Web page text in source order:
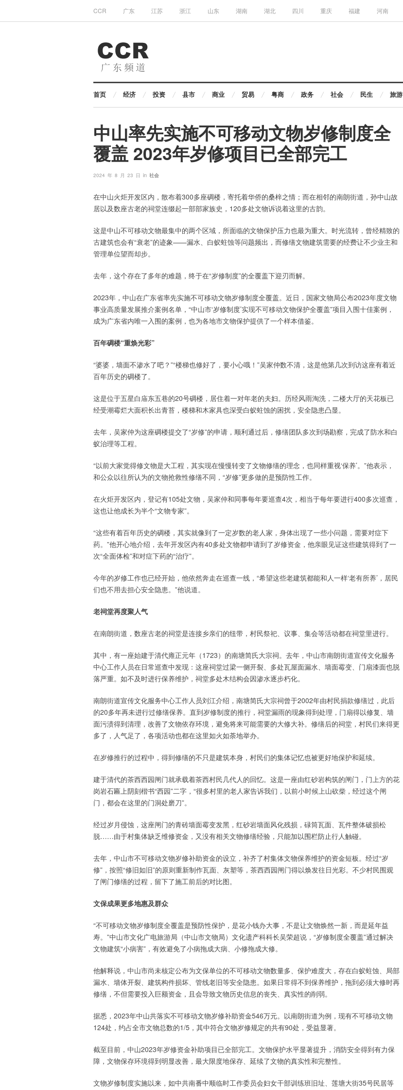
CCR 广东 江苏 浙江 山东 湖南 湖北 四川 重庆 福建 河南
首页 经济 投资 县市 商业 贸易 粤商 政务 社会 民生 旅游
中山率先实施不可移动文物岁修制度全
覆盖 2023年岁修项目已全部完工
2024 年 8 月 23 日 in 社会
在中山火炬开发区内，散布着300多座碉楼，寄托着华侨的桑梓之情；而在相邻的南朗街道，孙中山故
居以及数座古老的祠堂连缀起一部部家族史，120多处文物诉说着这里的古韵。
这是中山不可移动文物最集中的两个区域，所面临的文物保护压力也最为重大。时光流转，曾经精致的
古建筑也会有“衰老”的迹象——漏水、白蚁蛀蚀等问题频出，而修缮文物建筑需要的经费让不少业主和
管理单位望而却步。
去年，这个存在了多年的难题，终于在“岁修制度”的全覆盖下迎刃而解。
2023年，中山在广东省率先实施不可移动文物岁修制度全覆盖。近日，国家文物局公布2023年度文物
事业高质量发展推介案例名单，“中山市‘岁修制度’实现不可移动文物保护全覆盖”项目入围十佳案例，
成为广东省内唯一入围的案例，也为各地市文物保护提供了一个样本借鉴。
百年碉楼“重焕光彩”
“婆婆，墙面不渗水了吧？”“楼梯也修好了，要小心哦！”吴家仲数不清，这是他第几次到访这座有着近
百年历史的碉楼了。
这是位于五星白庙东五巷的20号碉楼，居住着一对年老的夫妇。历经风雨淘洗，二楼大厅的天花板已
经受潮霉烂大面积长出青苔，楼梯和木家具也深受白蚁蛀蚀的困扰，安全隐患凸显。
去年，吴家仲为这座碉楼提交了“岁修”的申请，顺利通过后，修缮团队多次到场勘察，完成了防水和白
蚁治理等工程。
“以前大家觉得修文物是大工程，其实现在慢慢转变了文物修缮的理念，也同样重视‘保养’。”他表示，
和公众以往所认为的文物抢救性修缮不同，“岁修”更多做的是预防性工作。
在火炬开发区内，登记有105处文物，吴家仲和同事每年要巡查4次，相当于每年要进行400多次巡查，
这也让他成长为半个“文物专家”。
“这些有着百年历史的碉楼，其实就像到了一定岁数的老人家，身体出现了一些小问题，需要对症下
药。”他开心地介绍，去年开发区内有40多处文物都申请到了岁修资金，他亲眼见证这些建筑得到了一
次“全面体检”和对症下药的“治疗”。
今年的岁修工作也已经开始，他依然奔走在巡查一线，“希望这些老建筑都能和人一样‘老有所养’，居民
们也不用去担心安全隐患。”他说道。
老祠堂再度聚人气
在南朗街道，数座古老的祠堂是连接乡亲们的纽带，村民祭祀、议事、集会等活动都在祠堂里进行。
其中，有一座始建于清代雍正元年（1723）的南塘简氏大宗祠。去年，中山市南朗街道宣传文化服务
中心工作人员在日常巡查中发现：这座祠堂过梁一侧开裂、多处瓦屋面漏水、墙面霉变、门扇漆面也脱
落严重。如不及时进行保养维护，祠堂多处木结构会因渗水逐步朽化。
南朗街道宣传文化服务中心工作人员刘江介绍，南塘简氏大宗祠曾于2002年由村民捐款修缮过，此后
的20多年再未进行过修缮保养。直到岁修制度的推行，祠堂漏雨的现象得到处理，门扇得以修复、墙
面污渍得到清理，改善了文物依存环境，避免将来可能需要的大修大补。修缮后的祠堂，村民们来得更
多了，人气足了，各项活动也都在这里如火如荼地举办。
在岁修推行的过程中，得到修缮的不只是建筑本身，村民们的集体记忆也被更好地保护和延续。
建于清代的茶西西园闸门就承载着茶西村民几代人的回忆。这是一座由红砂岩构筑的闸门，门上方的花
岗岩石匾上阴刻楷书“西园”二字，“很多村里的老人家告诉我们，以前小时候上山砍柴，经过这个闸
门，都会在这里的门洞处磨刀”。
经过岁月侵蚀，这座闸门的青砖墙面霉变发黑，红砂岩墙面风化残损，碌筒瓦面、瓦件整体破损松
脱……由于村集体缺乏维修资金，又没有相关文物修缮经验，只能加以围栏防止行人触碰。
去年，中山市不可移动文物岁修补助资金的设立，补齐了村集体文物保养维护的资金短板。经过“岁
修”，按照“修旧如旧”的原则重新制作瓦面、灰塑等，茶西西园闸门得以焕发往日光彩。不少村民围观
了闸门修缮的过程，留下了施工前后的对比图。
文保成果更多地惠及群众
“不可移动文物岁修制度全覆盖是预防性保护，是花小钱办大事，不是让文物焕然一新，而是延年益
寿。”中山市文化广电旅游局（中山市文物局）文化遗产科科长吴荣超说，“岁修制度全覆盖”通过解决
文物建筑“小病害”，有效避免了小病拖成大病、小修拖成大修。
他解释说，中山市尚未核定公布为文保单位的不可移动文物数量多、保护难度大，存在白蚁蛀蚀、局部
漏水、墙体开裂、建筑构件损坏、管线老旧等安全隐患。如果日常得不到保养维护，拖到必须大修时再
修缮，不但需要投入巨额资金，且会导致文物历史信息的丧失、真实性的削弱。
据悉，2023年中山共落实不可移动文物岁修补助资金546万元。以南朗街道为例，现有不可移动文物
124处，约占全市文物总数的1/5，其中符合文物岁修规定的共有90处，受益显著。
截至目前，中山2023年岁修资金补助项目已全部完工。文物保护水平显著提升，消防安全得到有力保
障，文物保存环境得到明显改善，最大限度地保存、延续了文物的真实性和完整性。
文物岁修制度实施以来，如中共南番中顺临时工作委员会妇女干部训练班旧址、莲塘大街35号民居等